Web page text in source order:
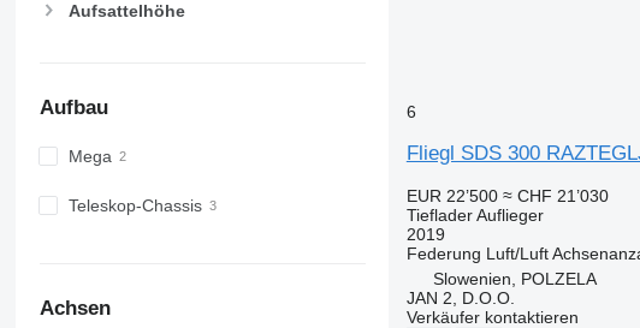
Aufsattelhöhe
Aufbau
Mega
Teleskop-Chassis
Achsen
6
Fliegl SDS 300
EUR 22’500 ≈ CHF 21’030
Tieflader Auflieger
2019
Federung Luft/Luft
Slowenien, POLZELA
JAN 2, D.O.O.
Verkäufer kontaktieren